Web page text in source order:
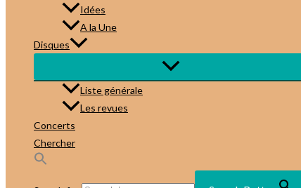
Idées
A la Une
Disques
Liste générale
Les revues
Concerts
Chercher